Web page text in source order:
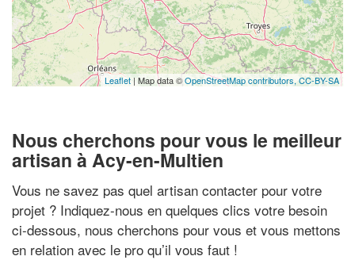
Leaflet | Map data ©OpenStreetMap contributors, CC-BY-SA
Nous cherchons pour vous le meilleur
artisan à Acy-en-Multien
Vous ne savez pas quel artisan contacter pour votre
projet ? Indiquez-nous en quelques clics votre besoin
ci-dessous, nous cherchons pour vous et vous mettons
en relation avec le pro qu’il vous faut !